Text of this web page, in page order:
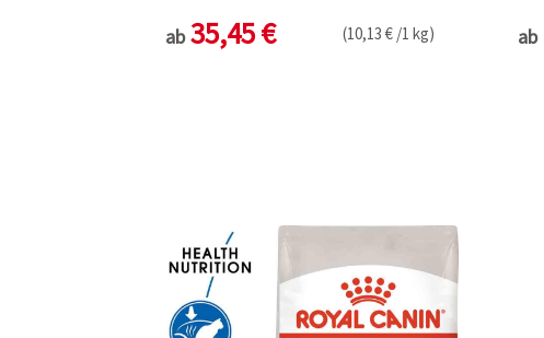
ab 35,45 € (10,13 € /1 kg) ab